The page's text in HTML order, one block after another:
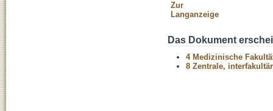
Zur
Langanzeige
Das Dokument
4 Medizinische
8 Zentrale,